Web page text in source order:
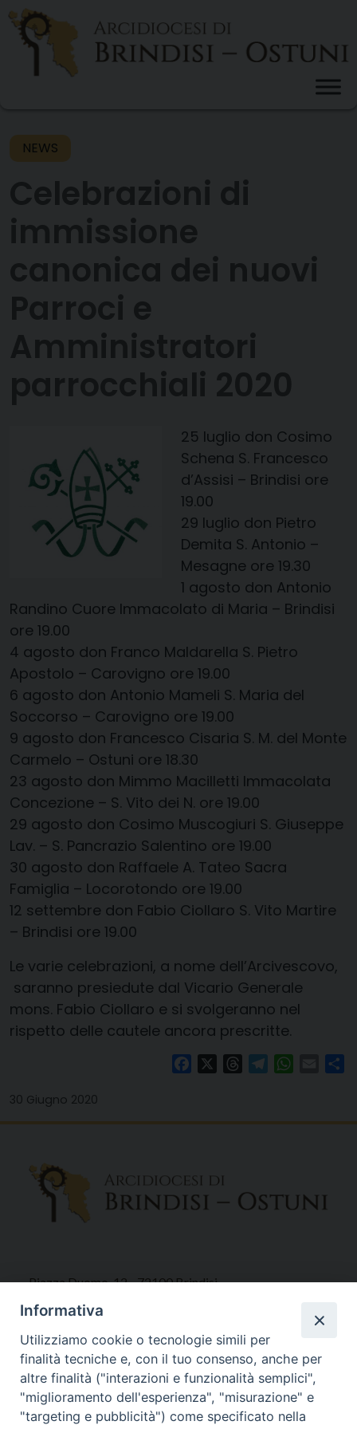
Skip
content
NEWS
25 luglio don Cosimo
Schena S. Francesco
d’Assisi – Brindisi ore
19.00
29 luglio don Pietro
Demita S. Antonio –
Mesagne ore 19.30
1 agosto don Antonio
Randino Cuore Immacolato di Maria – Brindisi
ore 19.00
4 agosto don Franco Maldarella S. Pietro
Apostolo – Carovigno ore 19.00
6 agosto don Antonio Mameli S. Maria del
Soccorso – Carovigno ore 19.00
9 agosto don Francesco Cisaria S. M. del Monte
Carmelo – Ostuni ore 18.30
23 agosto don Mimmo Macilletti Immacolata
Concezione – S. Vito dei N. ore 19.00
29 agosto don Cosimo Muscogiuri S. Giuseppe
Lav. – S. Pancrazio Salentino ore 19.00
30 agosto don Raffaele A. Tateo Sacra
Famiglia – Locorotondo ore 19.00
12 settembre don Fabio Ciollaro S. Vito Martire
– Brindisi ore 19.00
Le varie celebrazioni, a nome dell’Arcivescovo,
saranno presiedute dal Vicario Generale
mons. Fabio Ciollaro e si svolgeranno nel
rispetto delle cautele ancora prescritte.
FacebookThreadsTelegram Email
30 Giugno 2020
Piazza Duomo, 12 - 72100 Brindisi
Tel 0831.521958
Fax 0831.528315
Orari Curia
Mar. / Mer. / Giov. ore 9 - 13
Informativa
Utilizziamo cookie o tecnologie simili per
finalità tecniche e, con il tuo consenso, anche per
altre finalità ("interazioni e funzionalità semplici",
"miglioramento dell'esperienza", "misurazione" e
"targeting e pubblicità") come specificato nella